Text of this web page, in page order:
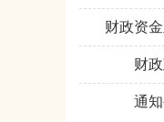
财政资
财
通